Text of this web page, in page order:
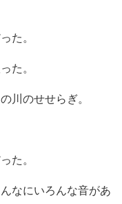
た。
た。
川のせせらぎ。
た。
なにいろんな音があ